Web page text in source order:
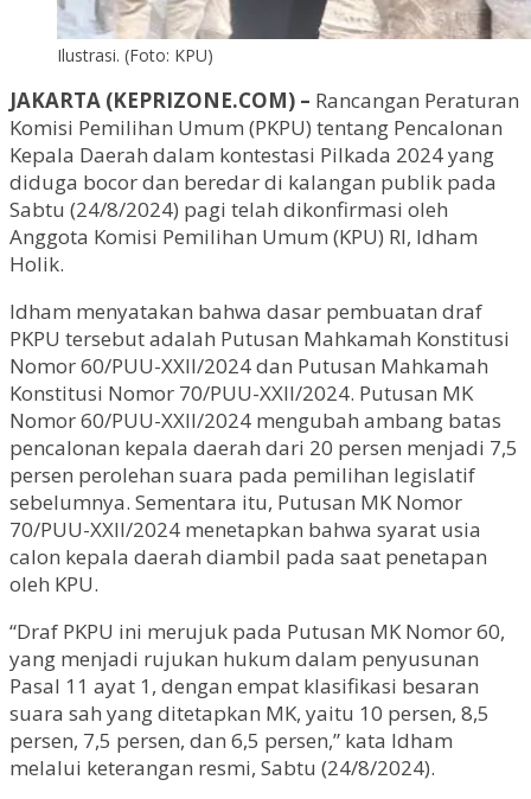
Ilustrasi. (Foto: KPU)
JAKARTA (KEPRIZONE.COM) – Rancangan Peraturan
Komisi Pemilihan Umum (PKPU) tentang Pencalonan
Kepala Daerah dalam kontestasi Pilkada 2024 yang
diduga bocor dan beredar di kalangan publik pada
Sabtu (24/8/2024) pagi telah dikonfirmasi oleh
Anggota Komisi Pemilihan Umum (KPU) RI, Idham
Holik.
Idham menyatakan bahwa dasar pembuatan draf
PKPU tersebut adalah Putusan Mahkamah Konstitusi
Nomor 60/PUU-XXII/2024 dan Putusan Mahkamah
Konstitusi Nomor 70/PUU-XXII/2024. Putusan MK
Nomor 60/PUU-XXII/2024 mengubah ambang batas
pencalonan kepala daerah dari 20 persen menjadi 7,5
persen perolehan suara pada pemilihan legislatif
sebelumnya. Sementara itu, Putusan MK Nomor
70/PUU-XXII/2024 menetapkan bahwa syarat usia
calon kepala daerah diambil pada saat penetapan
oleh KPU.
“Draf PKPU ini merujuk pada Putusan MK Nomor 60,
yang menjadi rujukan hukum dalam penyusunan
Pasal 11 ayat 1, dengan empat klasifikasi besaran
suara sah yang ditetapkan MK, yaitu 10 persen, 8,5
persen, 7,5 persen, dan 6,5 persen,” kata Idham
melalui keterangan resmi, Sabtu (24/8/2024).